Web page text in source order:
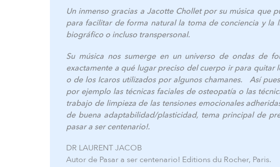
Un inmenso gracias a Jacotte Chollet por su música que
para facilitar de forma natural la toma de conciencia y la
biográfico o incluso transpersonal.
Su música nos sumerge en un universo de ondas de
exactamente a qué lugar preciso del cuerpo ir para quitar
o de los Icaros utilizados por algunos chamanes. Así
por ejemplo las técnicas faciales de osteopatía o las
trabajo de limpieza de las tensiones emocionales
de buena adaptabilidad/plasticidad, tema principal de
pasar a ser centenario!.
DR LAURENT JACOB
Autor de Pasar a ser centenario! Editions du Rocher, Paris.